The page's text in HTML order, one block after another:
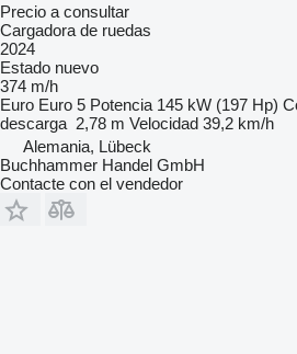
Precio a consultar
Cargadora de ruedas
2024
Estado nuevo
374 m/h
Euro Euro 5 Potencia 145 kW (197 Hp)
descarga 2,78 m Velocidad 39,2 km/h
Alemania, Lübeck
Buchhammer Handel GmbH
Contacte con el vendedor